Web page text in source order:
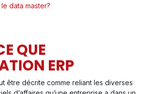
data master?
QUE
ERP
être décrite comme reliant les diverses